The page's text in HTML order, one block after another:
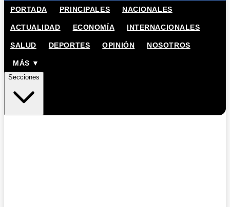
PORTADA PRINCIPALES NACIONALES
ACTUALIDAD ECONOMÍA INTERNACIONALES
SALUD DEPORTES OPINIÓN NOSOTROS
MÁS ▼
Secciones